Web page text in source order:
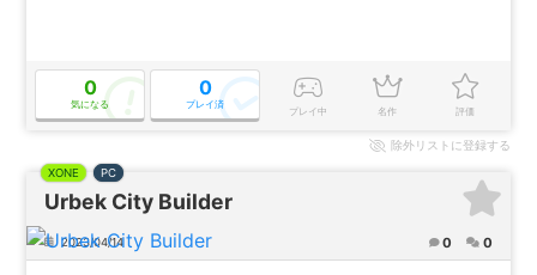
0
気になる
0
プレイ済
プレイ中 名作 評価
除外リストに登録する
Urbek City Builder
XONE PC
2023/04/14 0 0